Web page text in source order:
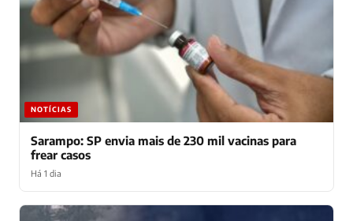
NOTÍCIAS
Sarampo: SP envia mais de 230 mil vacinas para
frear casos
Há 1 dia